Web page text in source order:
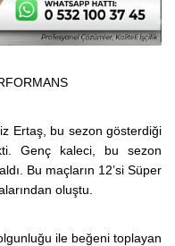
Ertaş, bu sezon gösterdiği
Genç kaleci, bu sezon
Bu maçların 12’si Süper
oluştu.
ile beğeni toplayan